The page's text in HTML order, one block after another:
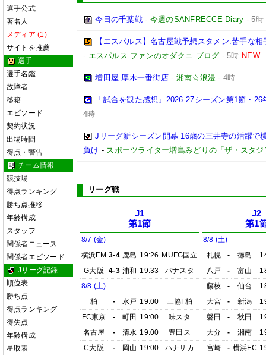
選手公式
著名人
メディア (1)
サイトを推薦
選手
選手名鑑
故障者
移籍
エピソード
契約状況
出場時間
得点・警告
チーム情報
競技場
得点ランキング
勝ち点推移
年齢構成
スタッフ
関係者ニュース
関係者エピソード
Jリーグ記録
順位表
勝ち点
得点ランキング
得失点
年齢構成
星取表
今日の千葉戦- 今週のSANFRECCE Diary -5時
【エスパルス】名古屋戦予想スタメン:苦手な
- エスパルス ファンのオダクニ ブログ -5時 NEW
増田屋 厚木一番街店- 湘南☆浪漫 - 4時
「試合を観た感想」2026-27シーズン第1節・
4時
Jリーグ新シーズン開幕 16歳の三井寺の活躍で
負け - スポーツライター増島みどりの「ザ・スタジ
リーグ戦
J1
第1節
8/7 (金)
横浜FM 3-4 鹿島 19:26 MUFG国立
G大阪
4-3 浦和 19:33
パナスタ
8/8 (土)
柏
- 水戸 19:00
三協F柏
FC東京
- 町田 19:00
味スタ
名古屋
- 清水 19:00
豊田ス
C大阪
- 岡山 19:00
ハナサカ
J2
第1
8/8 (土)
札幌
- 徳島
八戸
- 富山
藤枝
- 仙台
大宮
- 新潟
磐田
- 秋田
大分
- 湘南
宮崎
- 横浜FC